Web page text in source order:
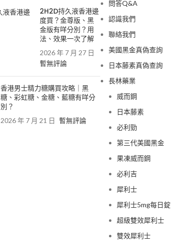
2H2D持久液香港邊
度買？金尊版、黑
金版有咩分別？用
法、效果一次了解
2026 年 7 月 27 日
暫無評論
香港男士精力糖購買攻略｜黑
糖、彩虹糖、金糖、藍糖有咩分
別？
2026 年 7 月 21 日 暫無評論
問答Q&A
認識我們
聯絡我們
美國黑金真偽查詢
日本藤素真偽查詢
長林藥業
威而鋼
日本藤素
必利勁
第三代美國黑金
果凍威而鋼
必利吉
犀利士
犀利士5mg每日錠
超級雙效犀利士
雙效犀利士